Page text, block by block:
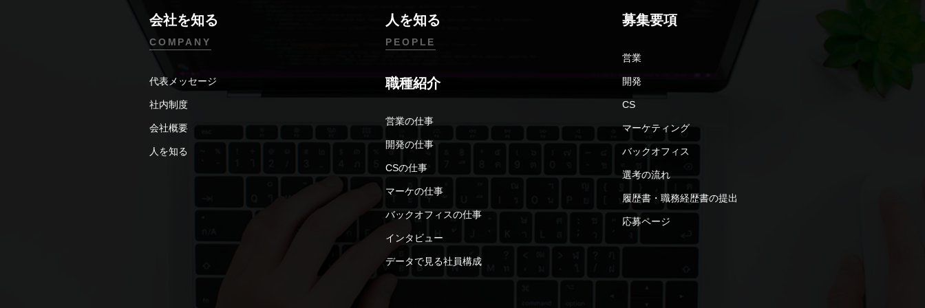
会社を知る
COMPANY
代表メッセージ
社内制度
会社概要
人を知る
人を知る
PEOPLE
職種紹介
営業の仕事
開発の仕事
CSの仕事
マーケの仕事
バックオフィスの仕事
インタビュー
データで見る社員構成
募集要項
営業
開発
CS
マーケティング
バックオフィス
選考の流れ
履歴書・職務経歴書の提出
応募ページ